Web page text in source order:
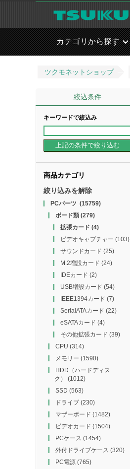
カテゴリから探す
ツクモネットショップ
絞込条件
キーワードで絞込み
商品カテゴリ
絞り込みを解除
PCパーツ (15759)
ボード類(279)
拡張カード (4)
ビデオキャプチャー (103)
サウンドカード (25)
M.2増設カード (24)
IDEカード (2)
USB増設カード (54)
IEEE1394カード (7)
SerialATAカード (22)
eSATAカード (4)
その他拡張カード (39)
CPU (314)
メモリー (1590)
HDD（ハードディス
ク）
(1012)
SSD (563)
ドライブ(230)
マザーボード (1482)
ビデオカード (1504)
PCケース (1454)
外付ドライブケース (320)
PC電源(765)